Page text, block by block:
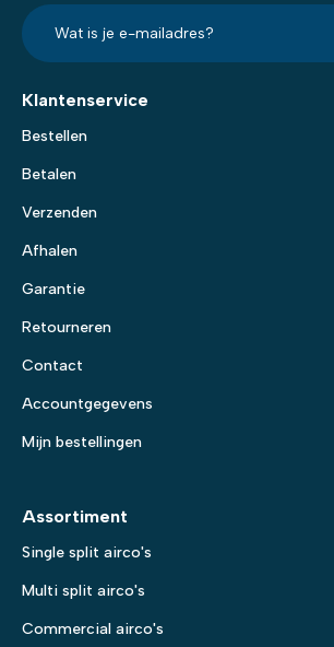
E-
mailadres?
*
Klantenservice
Bestellen
Betalen
Verzenden
Afhalen
Garantie
Retourneren
Contact
Accountgegevens
Mijn bestellingen
Assortiment
Single split airco's
Multi split airco's
Commercial airco's